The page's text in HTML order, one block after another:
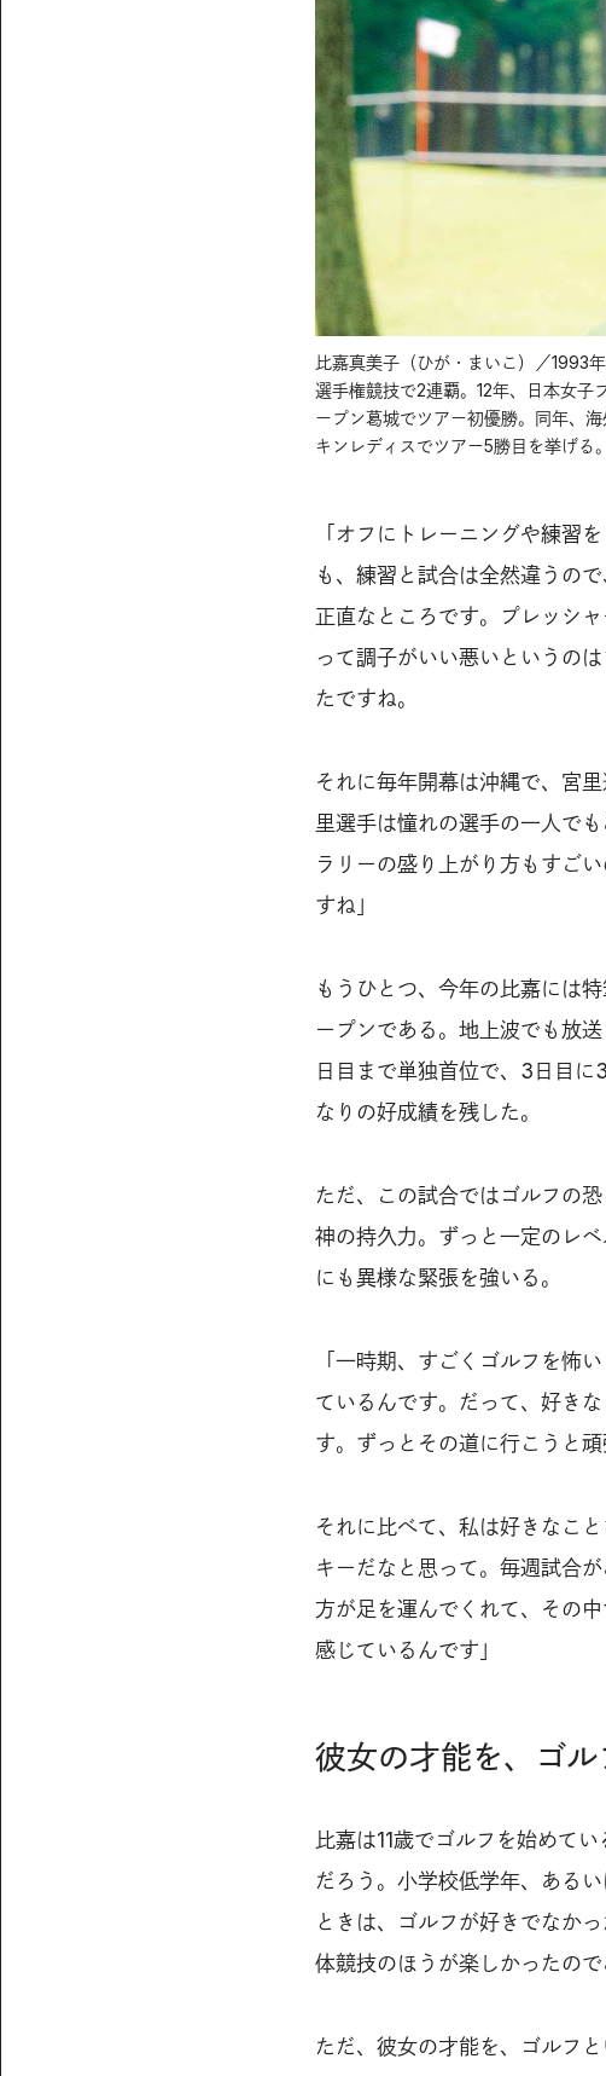
比嘉真美子（ひが・まいこ）／1993
選手権競技で2連覇。12年、日本女子
ープン葛城でツアー初優勝。同年、
キンレディスでツアー5勝目を挙げる。
「オフにトレーニングや練習
も、練習と試合は全然違うの
正直なところです。プレッシ
って調子がいい悪いというの
たですね。
それに毎年開幕は沖縄で、宮
里選手は憧れの選手の一人で
ラリーの盛り上がり方もすご
すね」
もうひとつ、今年の比嘉には
ープンである。地上波でも放
日目まで単独首位で、3日目
なりの好成績を残した。
ただ、この試合ではゴルフの
神の持久力。ずっと一定のレ
にも異様な緊張を強いる。
「一時期、すごくゴルフを怖
ているんです。だって、好き
す。ずっとその道に行こうと
それに比べて、私は好きなこ
キーだなと思って。毎週試合
方が足を運んでくれて、その
感じているんです」
彼女の才能を、ゴル
比嘉は11歳でゴルフを始めて
だろう。小学校低学年、ある
ときは、ゴルフが好きでなか
体競技のほうが楽しかったので
ただ、彼女の才能を、ゴルフ